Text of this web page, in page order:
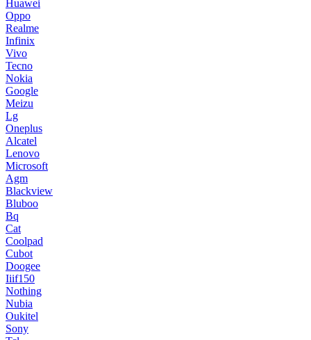
Huawei
Oppo
Realme
Infinix
Vivo
Tecno
Nokia
Google
Meizu
Lg
Oneplus
Alcatel
Lenovo
Microsoft
Agm
Blackview
Bluboo
Bq
Cat
Coolpad
Cubot
Doogee
Iiif150
Nothing
Nubia
Oukitel
Sony